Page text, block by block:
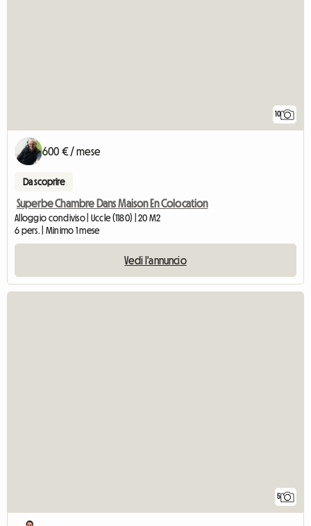
10
600 € / mese
Da scoprire
Superbe Chambre Dans Maison En Colocation
Alloggio condiviso | Uccle (1180) | 20 M2
6 pers. | Minimo 1 mese
Vedi l'annuncio
5